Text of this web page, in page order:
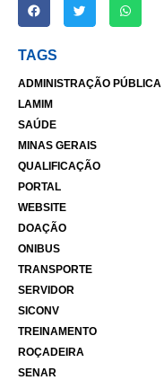
TAGS
ADMINISTRAÇÃO PÚBLICA
LAMIM
SAÚDE
MINAS GERAIS
QUALIFICAÇÃO
PORTAL
WEBSITE
DOAÇÃO
ONIBUS
TRANSPORTE
SERVIDOR
SICONV
TREINAMENTO
ROÇADEIRA
SENAR